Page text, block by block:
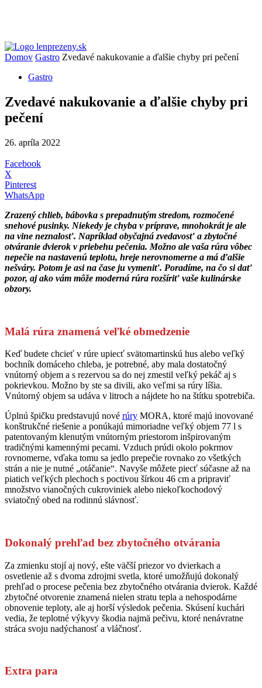
Domov Gastro Zvedavé nakukovanie a ďalšie chyby pri pečení
Gastro
Zvedavé nakukovanie a ďalšie chyby pri
pečení
26. apríla 2022
Facebook
X
Pinterest
WhatsApp
Zrazený chlieb, bábovka s prepadnutým stredom, rozmočené
snehové pusinky. Niekedy je chyba v príprave, mnohokrát je ale
na vine neznalosť. Napríklad obyčajná zvedavosť a zbytočné
otváranie dvierok v priebehu pečenia. Možno ale vaša rúra vôbec
nepečie na nastavenú teplotu, hreje nerovnomerne a má ďalšie
nešváry. Potom je asi na čase ju vymeniť. Poradíme, na čo si dať
pozor, aj ako vám môže moderná rúra rozšíriť vaše kulinárske
obzory.
Malá rúra znamená veľké obmedzenie
Keď budete chcieť v rúre upiecť svätomartinskú hus alebo veľký
bochník domáceho chleba, je potrebné, aby mala dostatočný
vnútorný objem a s rezervou sa do nej zmestil veľký pekáč aj s
pokrievkou. Možno by ste sa divili, ako veľmi sa rúry líšia.
Vnútorný objem sa udáva v litroch a nájdete ho na štítku spotrebiča.
Úplnú špičku predstavujú nové rúry MORA, ktoré majú inovované
konštrukčné riešenie a ponúkajú mimoriadne veľký objem 77 l s
patentovaným klenutým vnútorným priestorom inšpirovaným
tradičnými kamennými pecami. Vzduch prúdi okolo pokrmov
rovnomerne, vďaka tomu sa jedlo prepečie rovnako zo všetkých
strán a nie je nutné „otáčanie“. Navyše môžete piecť súčasne až na
piatich veľkých plechoch s poctivou šírkou 46 cm a pripraviť
množstvo vianočných cukroviniek alebo niekoľkochodový
sviatočný obed na rodinnú slávnosť.
Dokonalý prehľad bez zbytočného otvárania
Za zmienku stojí aj nový, ešte väčší priezor vo dvierkach a
osvetlenie až s dvoma zdrojmi svetla, ktoré umožňujú dokonalý
prehľad o procese pečenia bez zbytočného otvárania dvierok. Každé
zbytočné otvorenie znamená nielen stratu tepla a nehospodárne
obnovenie teploty, ale aj horší výsledok pečenia. Skúsení kuchári
vedia, že teplotné výkyvy škodia najmä pečivu, ktoré nenávratne
stráca svoju nadýchanosť a vláčnosť.
Extra para